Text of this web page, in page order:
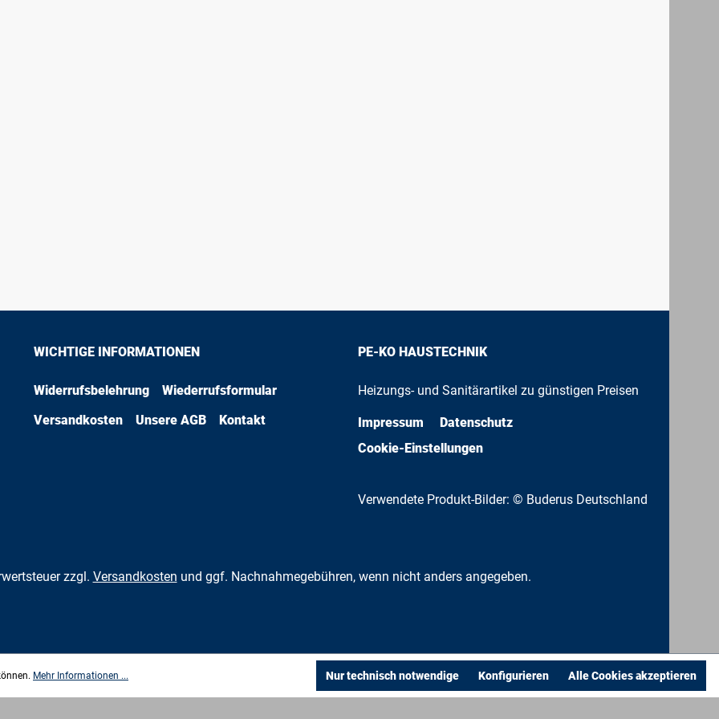
WICHTIGE INFORMATIONEN
Widerrufsbelehrung
Wiederrufsformular
Versandkosten
Unsere AGB Kontakt
PE-KO HAUSTECHNIK
Heizungs- und Sanitärartikel zu günstigen Preisen
Impressum
Datenschutz
Cookie-Einstellungen
Verwendete Produkt-Bilder: © Buderus Deutschland
zzgl. Versandkosten und ggf. Nachnahmegebühren, wenn nicht anders angegeben.
Mehr Informationen ... Nur technisch notwendige Konfigurieren Alle Cookies akzeptieren